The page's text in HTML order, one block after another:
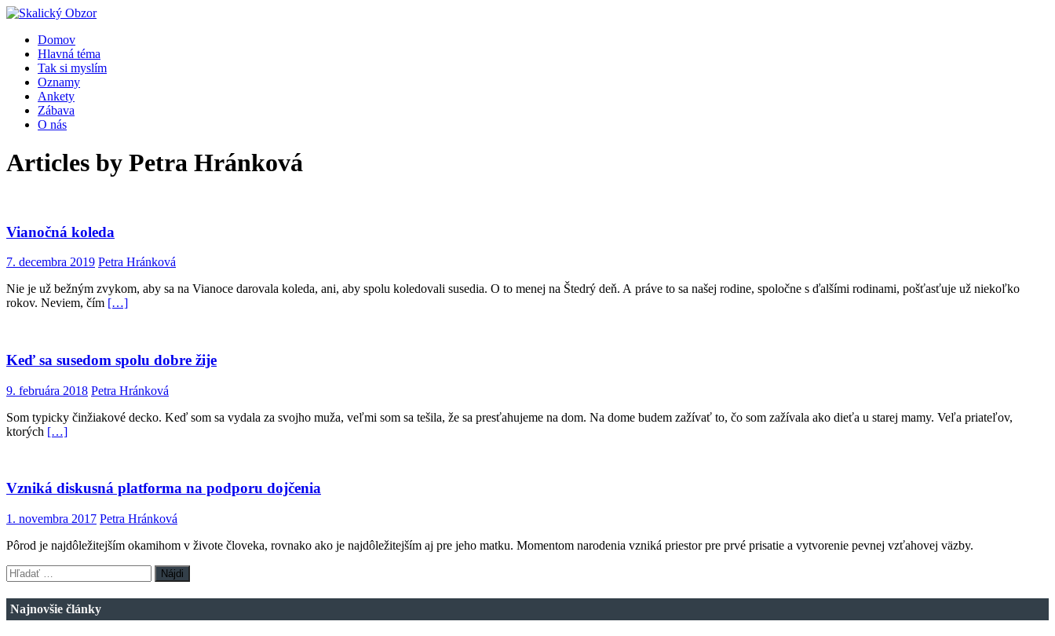
Domov
Hlavná téma
Tak si myslím
Oznamy
Ankety
Zábava
O nás
Articles by Petra Hránková
Vianočná koleda
7. decembra 2019 Petra Hránková
Nie je už bežným zvykom, aby sa na Vianoce darovala koleda, ani, aby spolu koledovali susedia. O to menej na Štedrý deň. A práve to sa našej rodine, spoločne s ďalšími rodinami, pošťasťuje už niekoľko
rokov. Neviem, čím […]
Keď sa susedom spolu dobre žije
9. februára 2018 Petra Hránková
Som typicky činžiakové decko. Keď som sa vydala za svojho muža, veľmi som sa tešila, že sa presťahujeme na dom. Na dome budem zažívať to, čo som zažívala ako dieťa u starej mamy. Veľa priateľov,
ktorých […]
Vzniká diskusná platforma na podporu dojčenia
1. novembra 2017 Petra Hránková
Pôrod je najdôležitejším okamihom v živote človeka, rovnako ako je najdôležitejším aj pre jeho matku. Momentom narodenia vzniká priestor pre prvé prisatie a vytvorenie pevnej vzťahovej väzby.
Hľadať:
Najnovšie články